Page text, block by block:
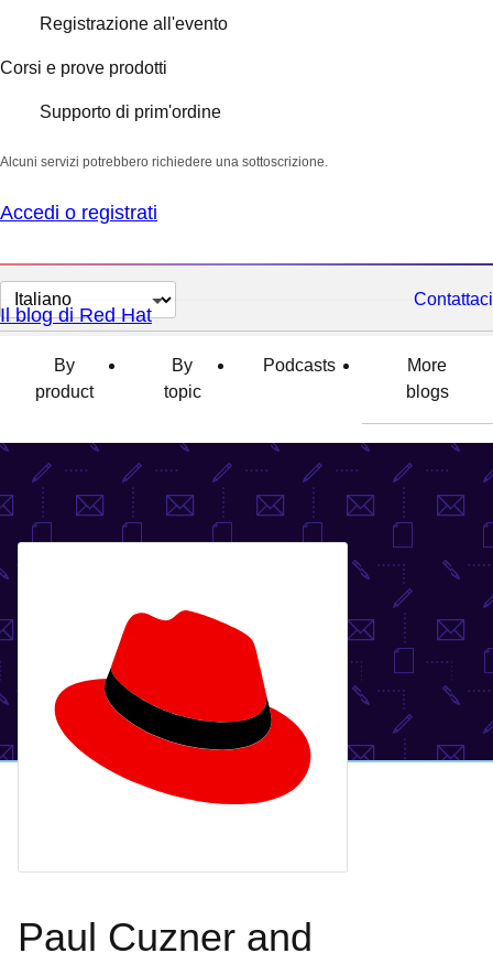
Registrazione all'evento
Corsi e prove prodotti
Supporto di prim'ordine
Alcuni servizi potrebbero richiedere una sottoscrizione.
Accedi o registrati
Cambia
lingua
Contattaci
Il blog di Red Hat
By
product
By
topic
Podcasts
More
blogs
Paul Cuzner and